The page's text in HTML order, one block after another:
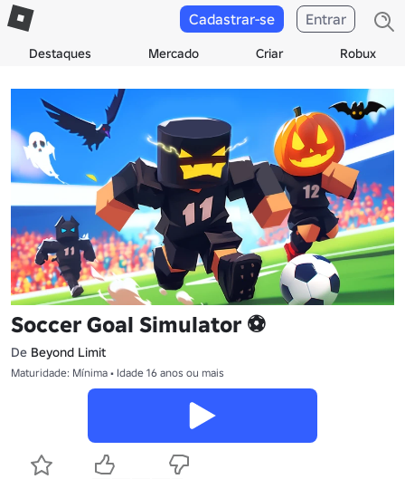
Destaques Mercado Criar Robux
Cadastrar-se Entrar
Soccer Goal Simulator ⚽
De Beyond Limit
Maturidade: Mínima • Idade 16 anos ou mais